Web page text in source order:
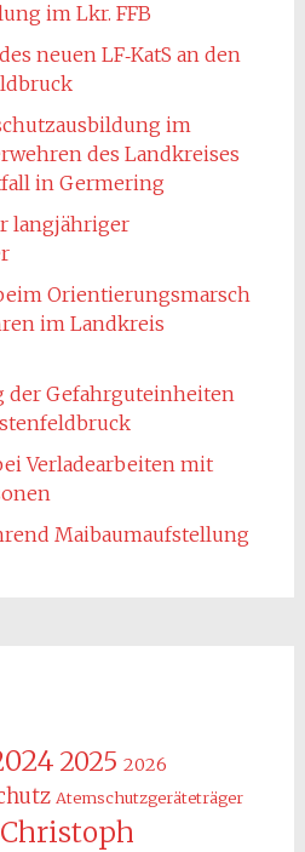
im Lkr. FFB
neuen LF‑KatS an den
im
des Landkreises
in Germering
langjähriger
Orientierungsmarsch
im Landkreis
der Gefahrguteinheiten
Verladearbeiten mit
Maibaumaufstellung
2025 2026
Atemschutzgeräteträger
Christoph